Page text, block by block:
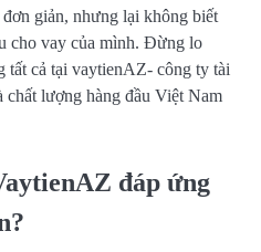
giản, nhưng lại không biết
cho vay của mình. Đừng lo
tất cả tại vaytienAZ- công ty tài
lượng hàng đầu Việt Nam
đáp ứng